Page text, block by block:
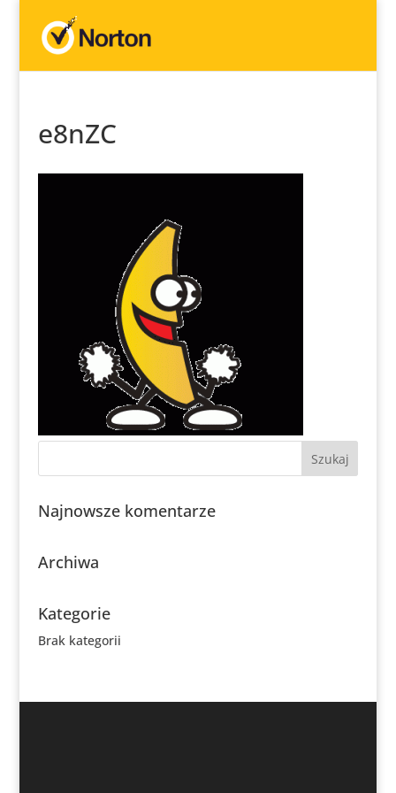
e8nZC
Najnowsze komentarze
Archiwa
Kategorie
Brak kategorii